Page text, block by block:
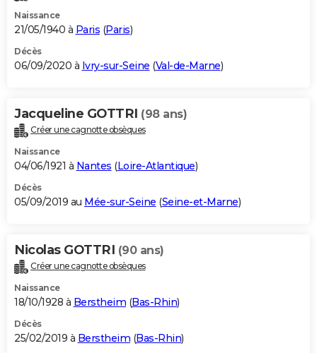
Naissance
21/05/1940 à Paris (Paris)
Décès
06/09/2020 à Ivry-sur-Seine (Val-de-Marne)
Jacqueline GOTTRI (98 ans)
Créer une cagnotte obsèques
Naissance
04/06/1921 à Nantes (Loire-Atlantique)
Décès
05/09/2019 au Mée-sur-Seine (Seine-et-Marne)
Nicolas GOTTRI (90 ans)
Créer une cagnotte obsèques
Naissance
18/10/1928 à Berstheim (Bas-Rhin)
Décès
25/02/2019 à Berstheim (Bas-Rhin)